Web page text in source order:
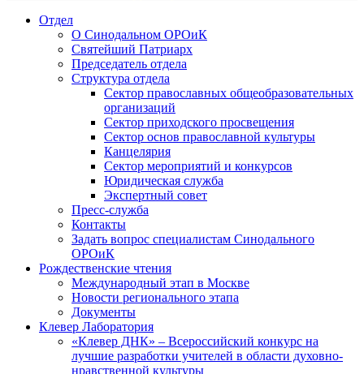
Отдел
О Синодальном ОРОиК
Святейший Патриарх
Председатель отдела
Структура отдела
Сектор православных общеобразовательных
организаций
Сектор приходского просвещения
Сектор основ православной культуры
Канцелярия
Сектор мероприятий и конкурсов
Юридическая служба
Экспертный совет
Пресс-служба
Контакты
Задать вопрос специалистам Синодального
ОРОиК
Рождественские чтения
Международный этап в Москве
Новости регионального этапа
Документы
Клевер Лаборатория
«Клевер ДНК» – Всероссийский конкурс на
лучшие разработки учителей в области духовно-
нравственной культуры